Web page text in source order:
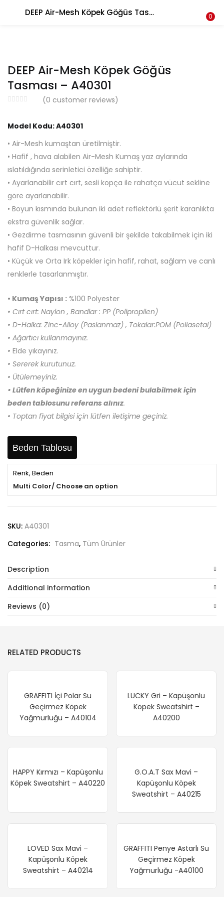
DEEP Air-Mesh Köpek Göğüs Tasması – A40301 0
LOGIN
Login
Lost password?
DEEP Air-Mesh Köpek Göğüs
Tasması – A40301
(0 customer reviews)
Model Kodu: A40301
• Air-Mesh kumaştan üretilmiştir.
• Hafif , hava alabilen Air-Mesh Kumaş yaz aylarında
ıslatıldığında serinletici özelliğe sahiptir.
• Ayarlanabilir cırt cırt, sesli kopça ile rahatça vücut sekline
göre ayarlanabilir.
• Boyun kısmında bulunan iki adet reflektörlü şerit karanlıkta
ekstra güvenlik sağlar.
• Gezdirme tasmasının güvenli bir şekilde takabilmek için iki
hafif D-Halkası mevcuttur.
• Küçük ve Orta Irk köpekler için hafif, rahat, sağlam ve canlı
renklerle tasarlanmıştır.
• Kumaş Yapısı : %100 Polyester
• Cırt cırt: Naylon , Bandlar : PP (Polipropilen)
• D-Halka: Zinc-Alloy (Paslanmaz) , Tokalar:POM (Poliasetal)
• Ağartıcı kullanmayınız.
• Elde yıkayınız.
• Sererek kurutunuz.
• Ütülemeyiniz.
• Lütfen köpeğinize en uygun bedeni bulabilmek için
beden tablosunu referans alınız.
• Toptan fiyat bilgisi için lütfen iletişime geçiniz.
Beden Tablosu
Renk, Beden
Multi Color/ Choose an option
SKU: A40301
Categories: Tasma, Tüm Ürünler
Description
Additional information
Reviews (0)
RELATED PRODUCTS
GRAFFITI İçi Polar Su
Geçirmez Köpek
Yağmurluğu – A40104
LUCKY Gri – Kapüşonlu
Köpek Sweatshirt –
A40200
HAPPY Kırmızı – Kapüşonlu
Köpek Sweatshirt – A40220
G.O.A.T Sax Mavi –
Kapüşonlu Köpek
Sweatshirt – A40215
LOVED Sax Mavi –
Kapüşonlu Köpek
Sweatshirt – A40214
GRAFFITI Penye Astarlı Su
Geçirmez Köpek
Yağmurluğu -A40100